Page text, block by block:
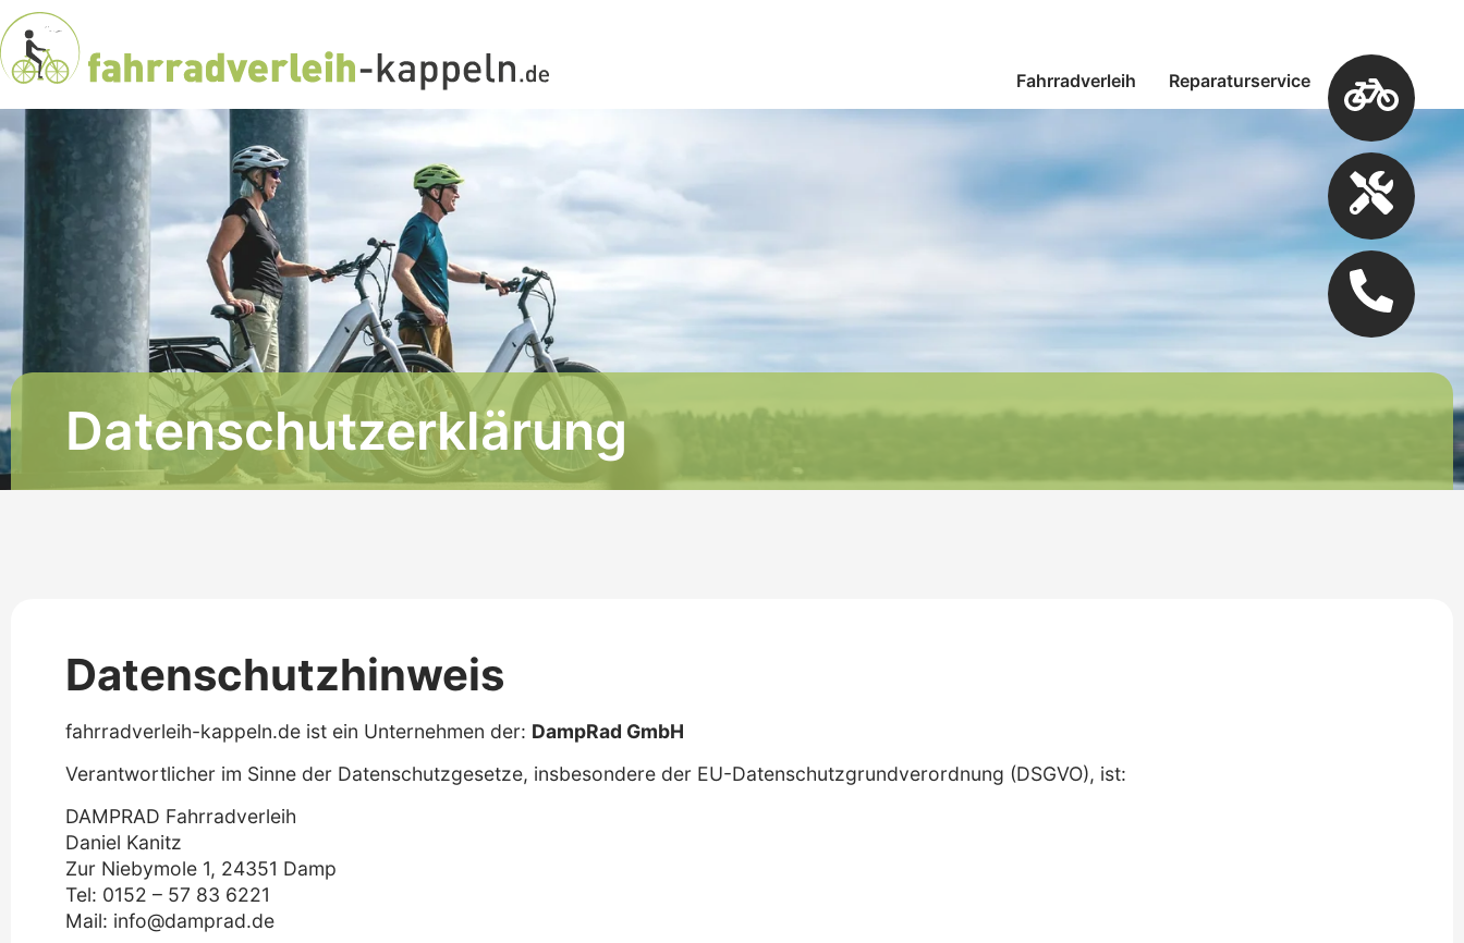
Fahrradverleih Reparaturservice Kontakt
Buchung
Reparatur
Kontakt
Datenschutzerklärung
Datenschutzhinweis
fahrradverleih-kappeln.de ist ein Unternehmen der: DampRad GmbH
Verantwortlicher im Sinne der Datenschutzgesetze, insbesondere der EU-Datenschutzgrundverordnung (DSGVO), ist:
DAMPRAD Fahrradverleih
Daniel Kanitz
Zur Niebymole 1, 24351 Damp
Tel: 0152 – 57 83 6221
Mail: info@damprad.de